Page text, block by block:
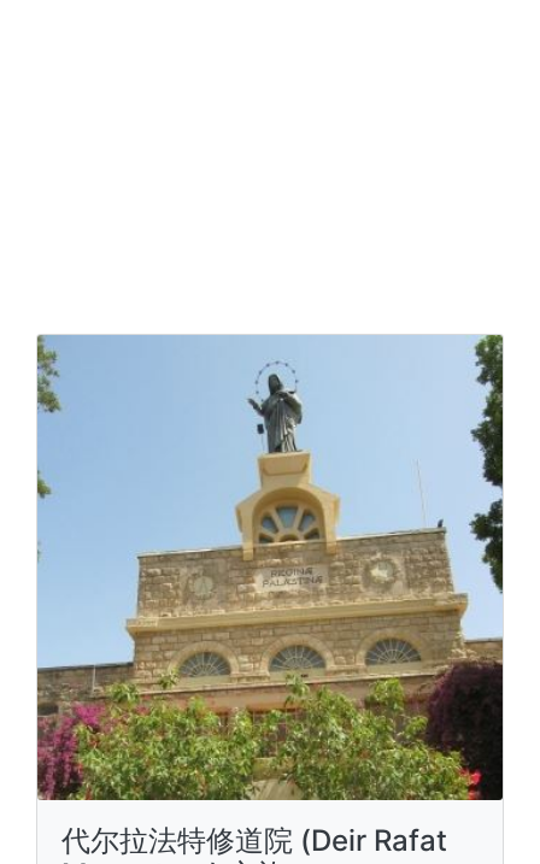
代尔拉法特修道院 (Deir Rafat